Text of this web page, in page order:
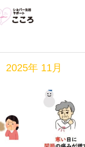
2025年 11月